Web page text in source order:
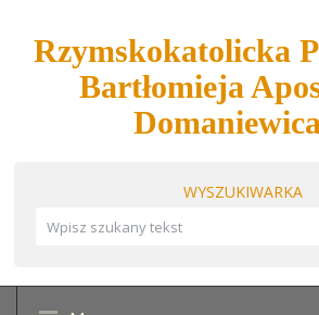
Rzymskokatolicka
Bartłomieja
WYSZUKIWARKA